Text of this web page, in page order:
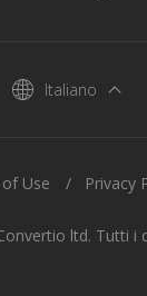
Italiano
ltd. Tutti i
Use Privacy